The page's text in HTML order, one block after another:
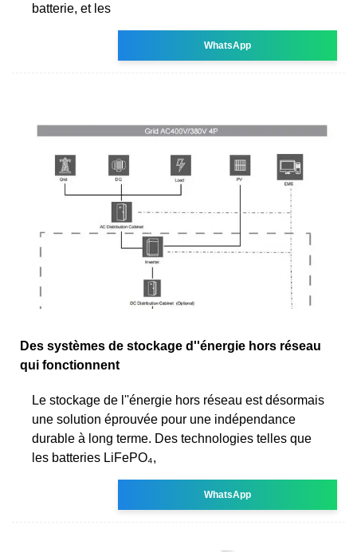
batterie, et les
WhatsApp
Des systèmes de stockage d''énergie hors réseau
qui fonctionnent
Le stockage de l''énergie hors réseau est désormais
une solution éprouvée pour une indépendance
durable à long terme. Des technologies telles que
les batteries LiFePO₄,
WhatsApp